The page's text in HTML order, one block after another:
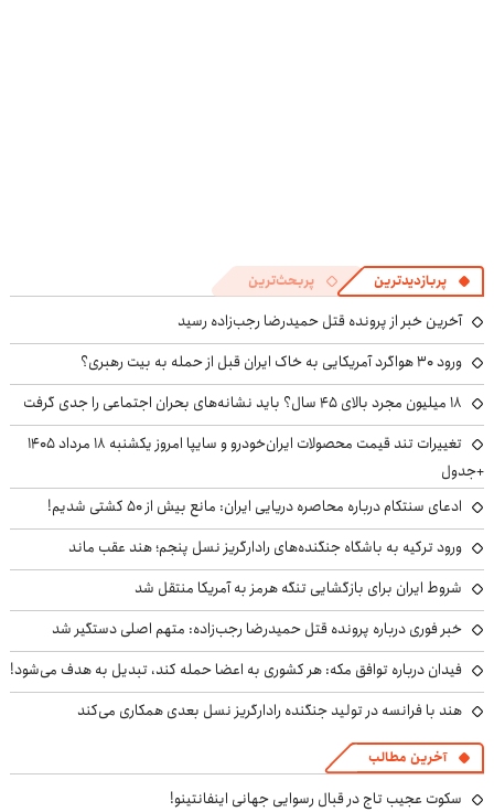
پربازدیدترین پربحث‌ترین
آخرین خبر از پرونده قتل حمیدرضا رجب‌زاده رسید
ورود ۳۰ هواگرد آمریکایی به خاک ایران قبل از حمله به بیت رهبری؟
۱۸ میلیون مجرد بالای ۴۵ سال؟ باید نشانه‌های بحران اجتماعی را جدی گرفت
تغییرات تند قیمت محصولات ایران‌خودرو و سایپا امروز یکشنبه ۱۸ مرداد ۱۴۰۵
+جدول
ادعای سنتکام درباره محاصره دریایی ایران: مانع بیش از ۵۰ کشتی شدیم!
ورود ترکیه به باشگاه جنگنده‌های رادارگریز نسل پنجم؛ هند عقب ماند
شروط ایران برای بازگشایی تنگه هرمز به آمریکا منتقل شد
خبر فوری درباره پرونده قتل حمیدرضا رجب‌زاده: متهم اصلی دستگیر شد
فیدان درباره توافق مکه: هر کشوری به اعضا حمله کند، تبدیل به هدف می‌شود!
هند با فرانسه در تولید جنگنده رادارگریز نسل بعدی همکاری می‌کند
آخرین مطالب
سکوت عجیب تاج در قبال رسوایی جهانی اینفانتینو!